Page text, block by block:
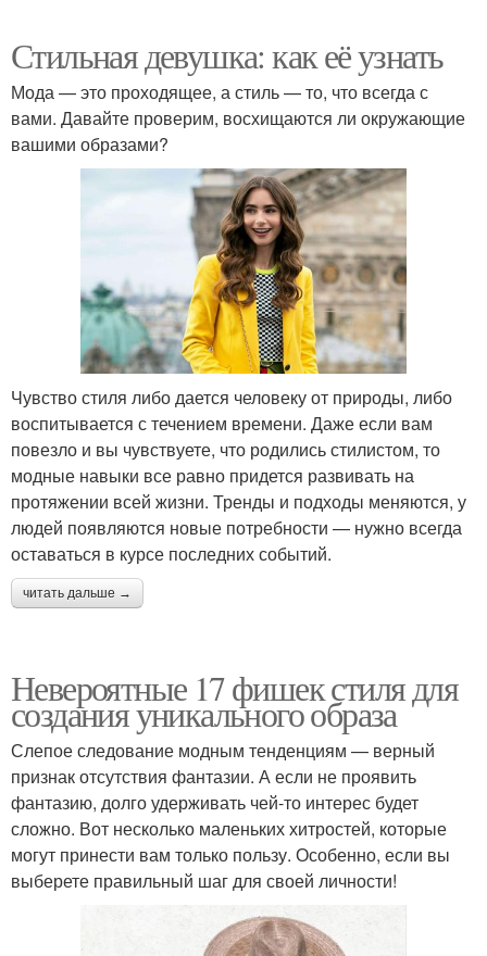
Стильная девушка: как её узнать
Мода — это проходящее, а стиль — то, что всегда с
вами. Давайте проверим, восхищаются ли окружающие
вашими образами?
Чувство стиля либо дается человеку от природы, либо
воспитывается с течением времени. Даже если вам
повезло и вы чувствуете, что родились стилистом, то
модные навыки все равно придется развивать на
протяжении всей жизни. Тренды и подходы меняются, у
людей появляются новые потребности — нужно всегда
оставаться в курсе последних событий.
читать дальше →
Невероятные 17 фишек стиля для
создания уникального образа
Слепое следование модным тенденциям — верный
признак отсутствия фантазии. А если не проявить
фантазию, долго удерживать чей-то интерес будет
сложно. Вот несколько маленьких хитростей, которые
могут принести вам только пользу. Особенно, если вы
выберете правильный шаг для своей личности!